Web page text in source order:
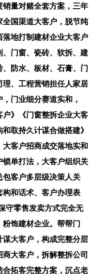
销量对赌全套方案，三年
全国渠道大客户，脱节纯
地打制建材企业大客户
门窗、瓷砖、软拆、建
防水、板材、石膏、门
、工程营销担任人家居
门业细分赛道实和，
户》《门窗整拆企业大客
取持久计谋合做搭建》
大客户招商成交落地实和
单打法，大客户组织关
客户多层级决策人关
和话术、客户办理表
守零售发卖方式完全无
饰建材企业。帮帮门
大客户，构成完整分层
大客户，拆解整拆公司
拓客完整方案，沉点老